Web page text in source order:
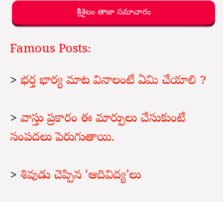
శ్రీశైలం తాజా సమాచారం
Famous Posts:
> భర్త భార్య మాట వినాలంటే ఏమి చేయాలి ?
> వాస్తు ప్రకారం ఈ మార్పులు చేసుకుంటే
సంపదలు పెరుగుతాయి.
> శివుడు చెప్పిన ‘ఆదివిద్య’లు